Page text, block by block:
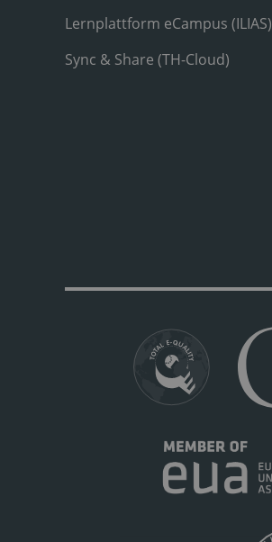
Lernplattform eCampus (ILIAS)
Sync & Share (TH-Cloud)